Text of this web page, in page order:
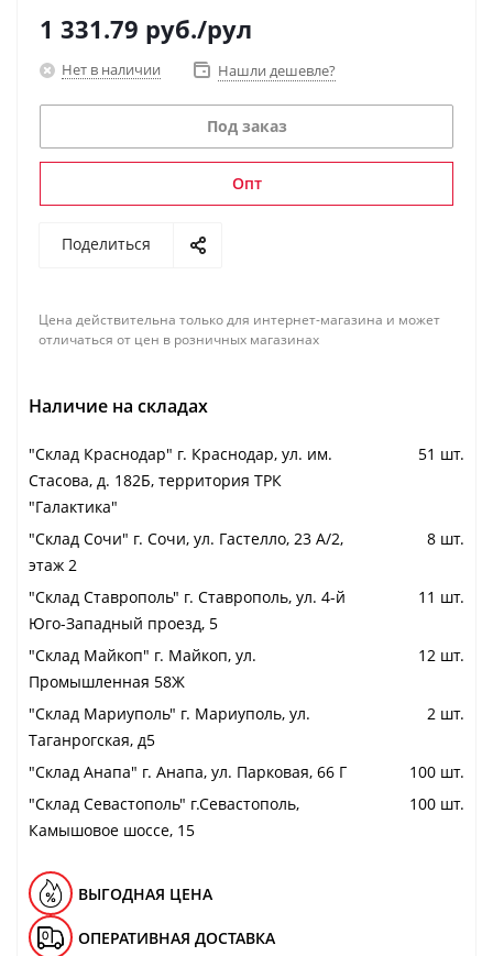
1 331.79 руб./рул
Нет в наличии Нашли дешевле?
Под заказ
Опт
Поделиться
Цена действительна только для интернет-магазина и может
отличаться от цен в розничных магазинах
Наличие на складах
"Cклад Краснодар" г. Краснодар, ул. им.
Стасова, д. 182Б, территория ТРК
"Галактика"
51 шт.
"Cклад Сочи" г. Сочи, ул. Гастелло, 23 А/2,
этаж 2
8 шт.
"Cклад Ставрополь" г. Ставрополь, ул. 4-й
Юго-Западный проезд, 5
11 шт.
"Cклад Майкоп" г. Майкоп, ул.
Промышленная 58Ж
12 шт.
"Cклад Мариуполь" г. Мариуполь, ул.
Таганрогская, д5
2 шт.
"Cклад Анапа" г. Анапа, ул. Парковая, 66 Г
100 шт.
"Cклад Севастополь" г.Севастополь,
Камышовое шоссе, 15
100 шт.
ВЫГОДНАЯ ЦЕНА
ОПЕРАТИВНАЯ ДОСТАВКА